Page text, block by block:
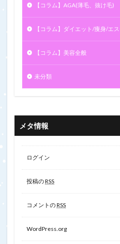
【コラム】AGA(薄毛、抜け毛)
【コラム】ダイエット/痩身/エ
【コラム】美容全般
未分類
メタ情報
ログイン
投稿のRSS
コメントのRSS
WordPress.org